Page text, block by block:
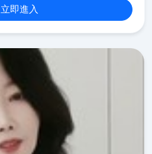
立即進入